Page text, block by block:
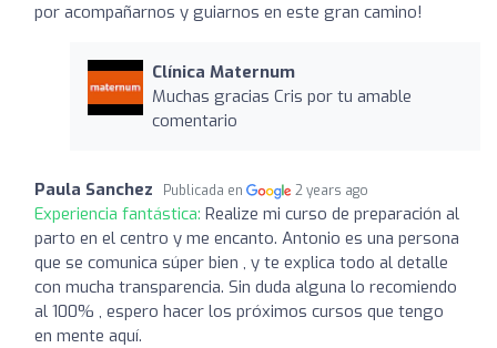
por acompañarnos y guiarnos en este gran camino!
Clínica Maternum
Muchas gracias Cris por tu amable
comentario
Paula Sanchez Publicada en 2 years ago
Experiencia fantástica: Realize mi curso de preparación al
parto en el centro y me encanto. Antonio es una persona
que se comunica súper bien , y te explica todo al detalle
con mucha transparencia. Sin duda alguna lo recomiendo
al 100% , espero hacer los próximos cursos que tengo
en mente aquí.